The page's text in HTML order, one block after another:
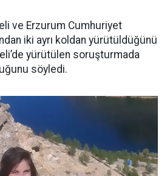
ve Erzurum Cumhuriyet
iki ayrı koldan yürütüldüğünü
yürütülen soruşturmada
söyledi.